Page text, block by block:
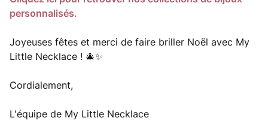
personnalisés.
Joyeuses fêtes et merci de faire briller Noël avec My
Little Necklace ! 🎄✨
Cordialement,
L'équipe de My Little Necklace